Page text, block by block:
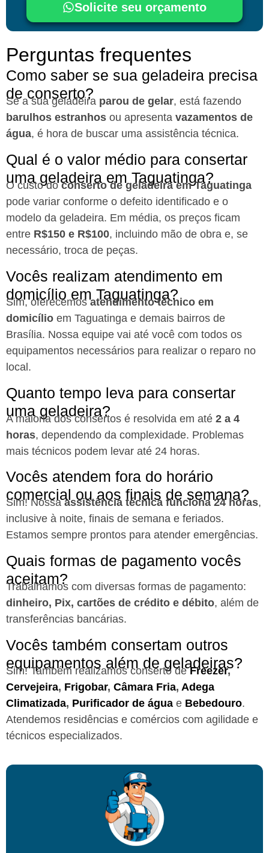
Solicite seu orçamento
Perguntas frequentes
Como saber se sua geladeira precisa
de conserto?
Se a sua geladeira parou de gelar, está fazendo
barulhos estranhos ou apresenta vazamentos de
água, é hora de buscar uma assistência técnica.
Qual é o valor médio para consertar
uma geladeira em Taguatinga?
O custo doconserto de geladeira em Taguatinga
pode variar conforme o defeito identificado e o
modelo da geladeira. Em média, os preços ficam
entre R$150 e R$100, incluindo mão de obra e, se
necessário, troca de peças.
Vocês realizam atendimento em
domicílio em Taguatinga?
Sim, oferecemosatendimento técnico em
domicílio em Taguatinga e demais bairros de
Brasília. Nossa equipe vai até você com todos os
equipamentos necessários para realizar o reparo no
local.
Quanto tempo leva para consertar
uma geladeira?
A maioria dos consertos é resolvida em até 2 a 4
horas, dependendo da complexidade. Problemas
mais técnicos podem levar até 24 horas.
Vocês atendem fora do horário
comercial ou aos finais de semana?
Sim! Nossaassistência técnica funciona 24 horas,
inclusive à noite, finais de semana e feriados.
Estamos sempre prontos para atender emergências.
Quais formas de pagamento vocês
aceitam?
Trabalhamos com diversas formas de pagamento:
dinheiro, Pix, cartões de crédito e débito, além de
transferências bancárias.
Vocês também consertam outros
equipamentos além de geladeiras?
Sim! Também realizamos conserto deFreezer,
Cervejeira, Frigobar, Câmara Fria, Adega
Climatizada, Purificador de água e Bebedouro.
Atendemos residências e comércios com agilidade e
técnicos especializados.